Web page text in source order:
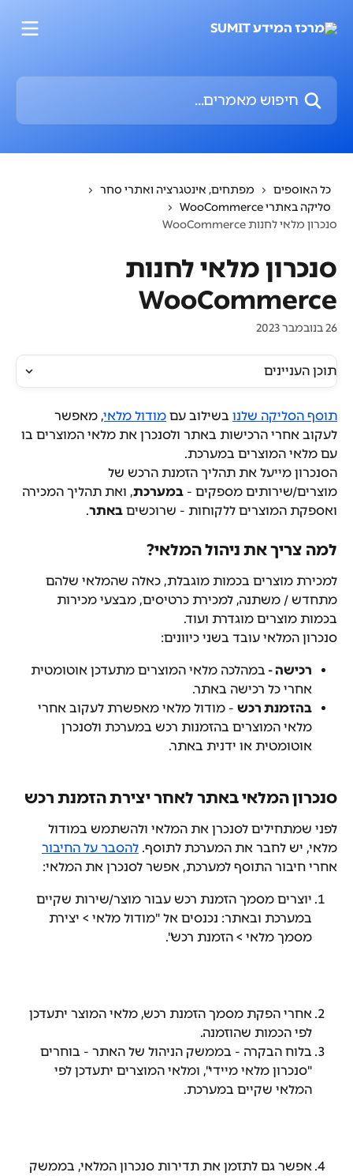
חיפוש מאמרים...
כל האוספים
מפתחים, אינטגרציה ואתרי סחר
סליקה באתרי WooCommerce
סנכרון מלאי לחנות WooCommerce
סנכרון מלאי לחנות
WooCommerce
26 בנובמבר 2023
תוכן העניינים
תוסף הסליקה שלנו בשילוב עם מודול מלאי, מאפשר
לעקוב אחרי הרכישות באתר ולסנכרן את מלאי המוצרים בו
עם מלאי המוצרים במערכת.
הסנכרון מייעל את תהליך הזמנת הרכש של
מוצרים/שירותים מספקים - במערכת, ואת תהליך המכירה
ואספקת המוצרים ללקוחות - שרוכשים באתר.
למה צריך את ניהול המלאי?
למכירת מוצרים בכמות מוגבלת, כאלה שהמלאי שלהם
מתחדש / משתנה, למכירת כרטיסים, מבצעי מכירות
בכמות מוצרים מוגדרת ועוד.
סנכרון המלאי עובד בשני כיוונים:
רכישה - במהלכה מלאי המוצרים מתעדכן אוטומטית
אחרי כל רכישה באתר.
בהזמנת רכש - מודול מלאי מאפשרת לעקוב אחרי
מלאי המוצרים בהזמנות רכש במערכת ולסנכרן
אוטומטית או ידנית באתר.
סנכרון המלאי באתר לאחר יצירת הזמנת רכש
לפני שמתחילים לסנכרן את המלאי ולהשתמש במודול
מלאי, יש לחבר את המערכת לתוסף. להסבר על החיבור
אחרי חיבור התוסף למערכת, אפשר לסנכרן את המלאי:
יוצרים מסמך הזמנת רכש עבור מוצר/שירות שקיים
במערכת ובאתר: נכנסים אל "מודול מלאי > יצירת
מסמך מלאי > הזמנת רכש".
אחרי הפקת מסמך הזמנת רכש, מלאי המוצר יתעדכן
לפי הכמות שהוזמנה.
בלוח הבקרה - בממשק הניהול של האתר - בוחרים
"סנכרון מלאי מיידי", ומלאי המוצרים יתעדכן לפי
המלאי שקיים במערכת.
אפשר גם לתזמן את תדירות סנכרון המלאי, בממשק